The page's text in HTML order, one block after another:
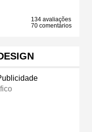
134 avaliações
70 comentários